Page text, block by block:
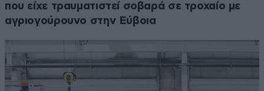
που είχε τραυματιστεί σοβαρά σε τροχαίο με
αγριογούρουνο στην Εύβοια